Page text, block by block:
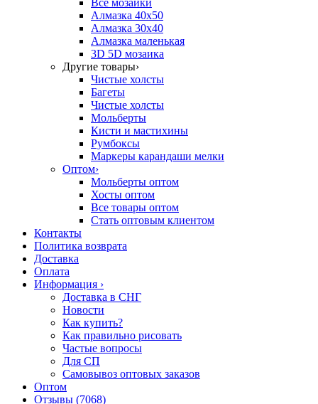
Все мозаики
Алмазка 40х50
Алмазка 30х40
Алмазка маленькая
3D 5D мозаика
Другие товары›
Чистые холсты
Багеты
Чистые холсты
Мольберты
Кисти и мастихины
Румбоксы
Маркеры карандаши мелки
Оптом›
Мольберты оптом
Хосты оптом
Все товары оптом
Стать оптовым клиентом
Контакты
Политика возврата
Доставка
Оплата
Информация ›
Доставка в СНГ
Новости
Как купить?
Как правильно рисовать
Частые вопросы
Для СП
Самовывоз оптовых заказов
Оптом
Отзывы (7068)